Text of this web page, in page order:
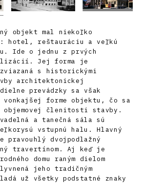
objekt mal niekoľko
hotel, reštauráciu a veľkú
Ide o jednu z prvých
Jej forma je
s historickými
architektonickej
prevádzky sa však
vonkajšej forme objektu, čo sa
členitosti stavby.
a tanečná sála sú
vstupnú halu. Hlavný
pravouhlý dvojpodlažný
travertínom. Aj keď je
domu raným dielom
jeho tradičným
už všetky podstatné znaky